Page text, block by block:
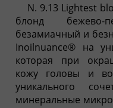
N. 9.13 Lightest
блонд бежево-
безамиачный и
Inoilnuance® на
которая при
кожу головы и
уникального
минеральные